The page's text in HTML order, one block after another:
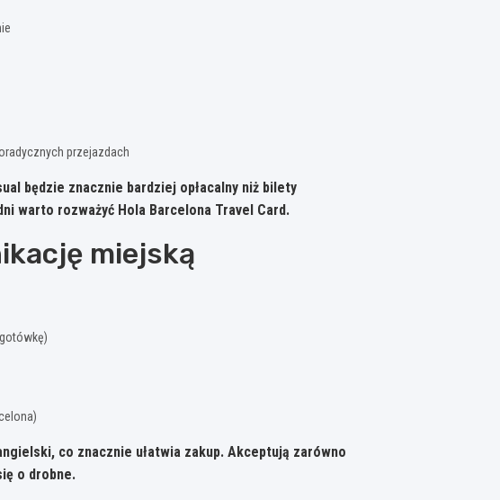
przejazdach
będzie znacznie bardziej opłacalny niż bilety
warto rozważyć Hola Barcelona Travel Card.
miejską
co znacznie ułatwia zakup. Akceptują zarówno
o drobne.